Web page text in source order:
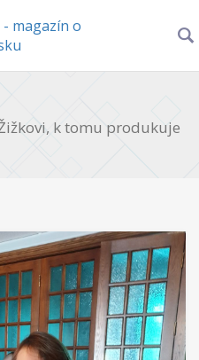
magazín o
k tomu produkuje